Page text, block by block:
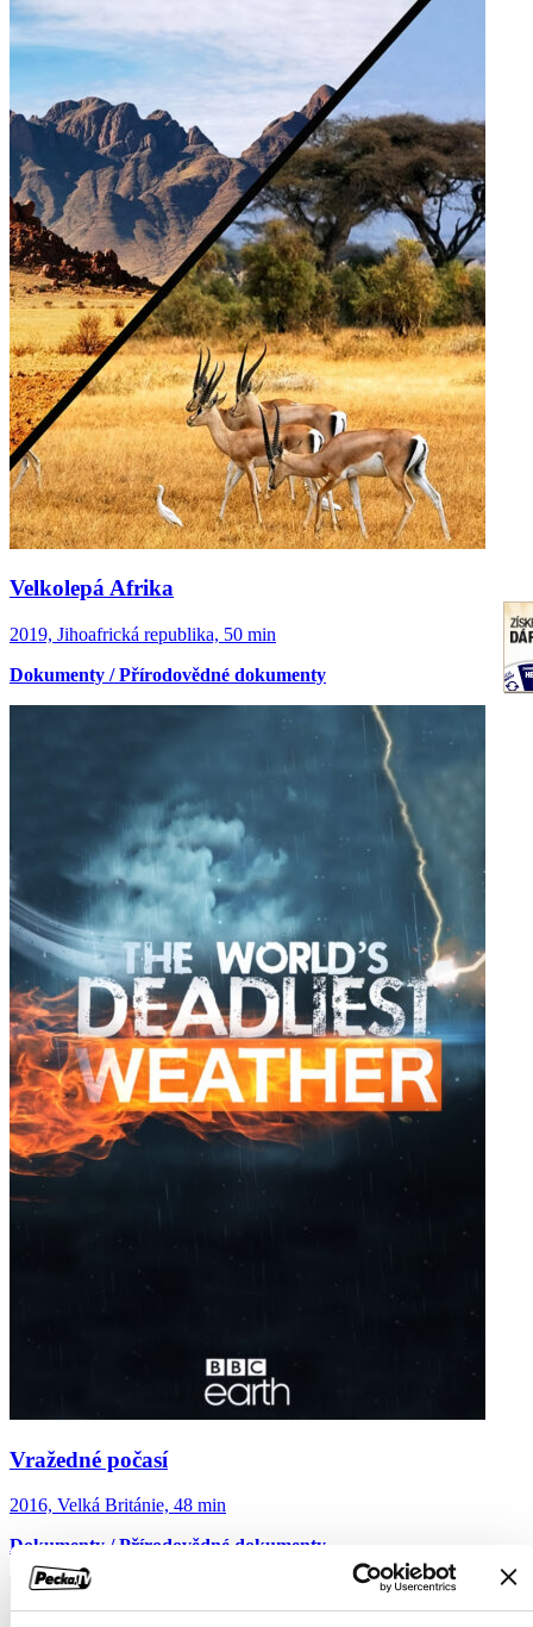
Velkolepá Afrika
2019, Jihoafrická republika, 50 min
Dokumenty / Přírodovědné dokumenty
Vražedné počasí
2016, Velká Británie, 48 min
Dokumenty / Přírodovědné dokumenty